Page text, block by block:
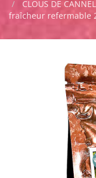
CLOUS DE
fraîcheur refermable